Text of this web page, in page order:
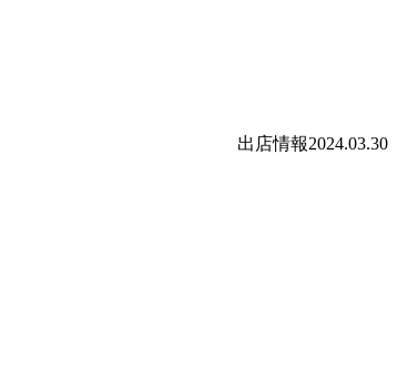
出店情報2024.03.30